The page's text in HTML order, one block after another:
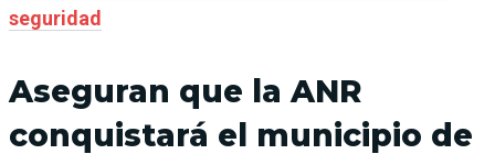
seguridad
Aseguran que la ANR
conquistará el municipio de